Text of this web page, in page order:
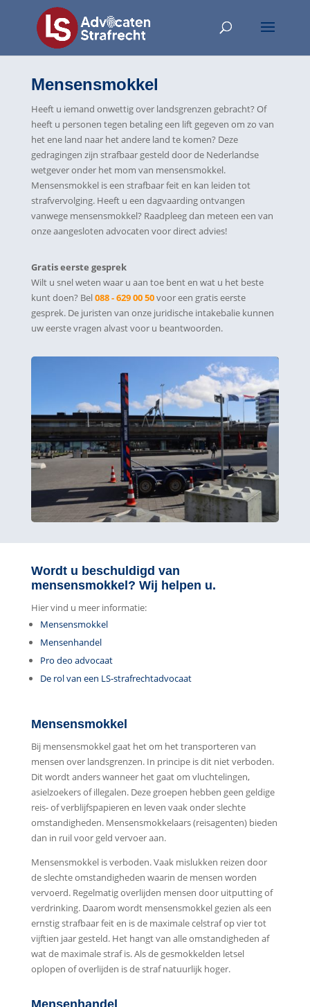
Mensensmokkel
Heeft u iemand onwettig over landsgrenzen gebracht? Of
heeft u personen tegen betaling een lift gegeven om zo van
het ene land naar het andere land te komen? Deze
gedragingen zijn strafbaar gesteld door de Nederlandse
wetgever onder het mom van mensensmokkel.
Mensensmokkel is een strafbaar feit en kan leiden tot
strafvervolging. Heeft u een dagvaarding ontvangen
vanwege mensensmokkel? Raadpleeg dan meteen een van
onze aangesloten advocaten voor direct advies!
Gratis eerste gesprek
Wilt u snel weten waar u aan toe bent en wat u het beste
kunt doen? Bel088 - 629 00 50voor een gratis eerste
gesprek. De juristen van onze juridische intakebalie kunnen
uw eerste vragen alvast voor u beantwoorden.
Wordt u beschuldigd van
mensensmokkel? Wij helpen u.
Hier vind u meer informatie:
Mensensmokkel
Mensenhandel
Pro deo advocaat
De rol van een LS-strafrechtadvocaat
Mensensmokkel
Bij mensensmokkel gaat het om het transporteren van
mensen over landsgrenzen. In principe is dit niet verboden.
Dit wordt anders wanneer het gaat om vluchtelingen,
asielzoekers of illegalen. Deze groepen hebben geen geldige
reis- of verblijfspapieren en leven vaak onder slechte
omstandigheden. Mensensmokkelaars (reisagenten) bieden
dan in ruil voor geld vervoer aan.
Mensensmokkel is verboden. Vaak mislukken reizen door
de slechte omstandigheden waarin de mensen worden
vervoerd. Regelmatig overlijden mensen door uitputting of
verdrinking. Daarom wordt mensensmokkel gezien als een
ernstig strafbaar feit en is de maximale celstraf op vier tot
vijftien jaar gesteld. Het hangt van alle omstandigheden af
wat de maximale straf is. Als de gesmokkelden letsel
oplopen of overlijden is de straf natuurlijk hoger.
Mensenhandel